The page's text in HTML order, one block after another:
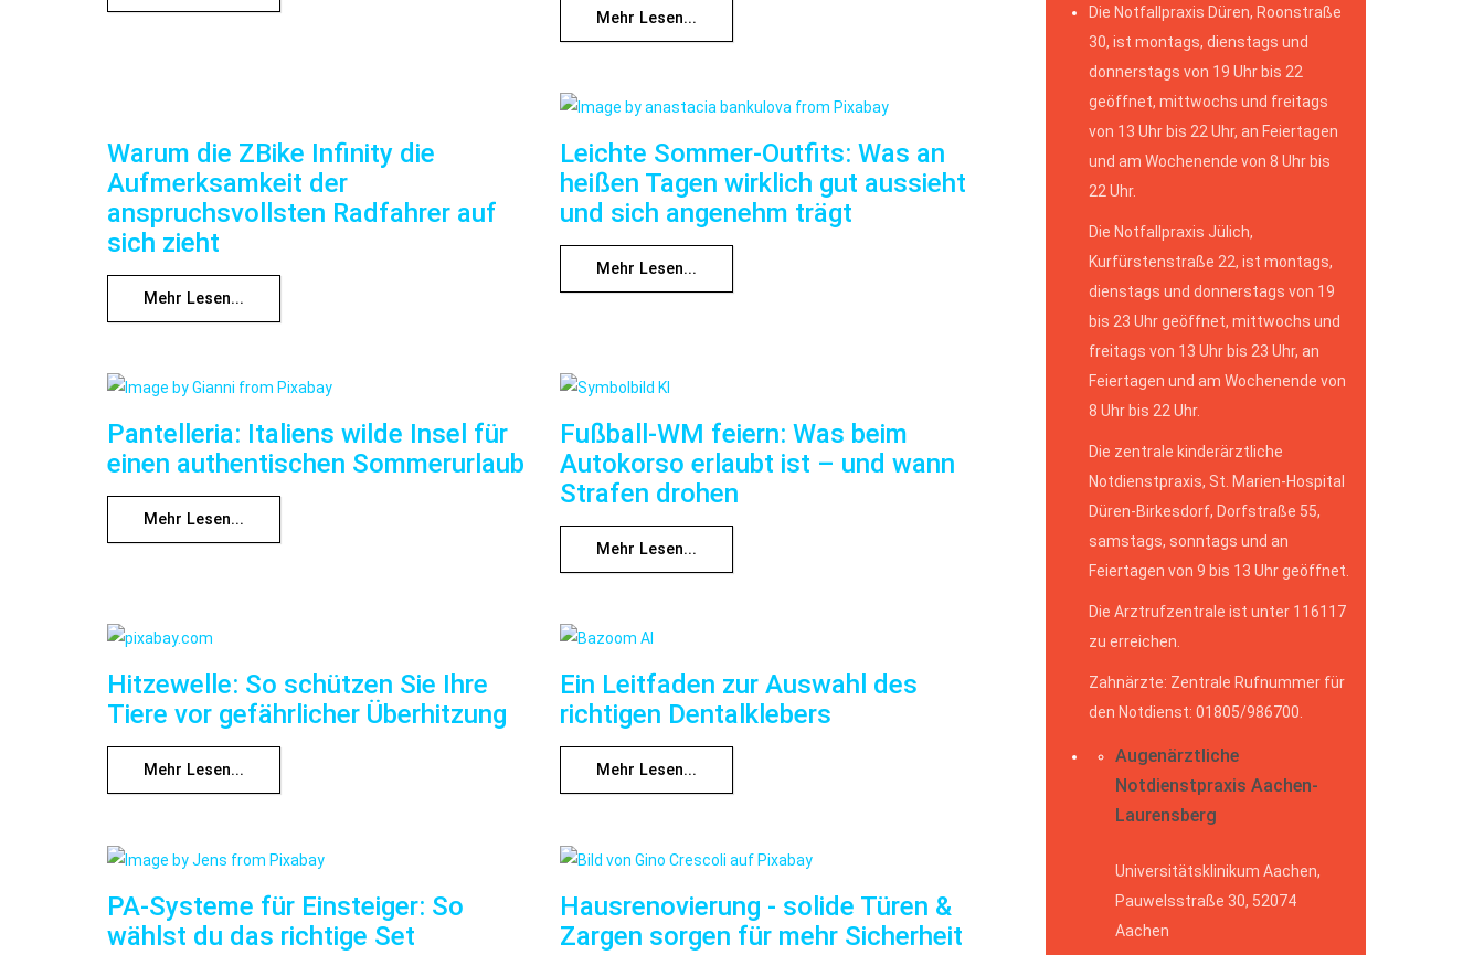
Mehr Lesen...
Warum die ZBike Infinity die
Aufmerksamkeit der
anspruchsvollsten Radfahrer auf
sich zieht
Mehr Lesen...
Leichte Sommer-Outfits: Was an
heißen Tagen wirklich gut aussieht
und sich angenehm trägt
Mehr Lesen...
Pantelleria: Italiens wilde Insel für
einen authentischen Sommerurlaub
Mehr Lesen...
Fußball-WM feiern: Was beim
Autokorso erlaubt ist – und wann
Strafen drohen
Mehr Lesen...
Hitzewelle: So schützen Sie Ihre
Tiere vor gefährlicher Überhitzung
Mehr Lesen...
Ein Leitfaden zur Auswahl des
richtigen Dentalklebers
Mehr Lesen...
PA-Systeme für Einsteiger: So
wählst du das richtige Set
Hausrenovierung - solide Türen &
Zargen sorgen für mehr Sicherheit
Die Notfallpraxis Düren, Roonstraße
30, ist montags, dienstags und
donnerstags von 19 Uhr bis 22
geöffnet, mittwochs und freitags
von 13 Uhr bis 22 Uhr, an Feiertagen
und am Wochenende von 8 Uhr bis
22 Uhr.
Die Notfallpraxis Jülich,
Kurfürstenstraße 22, ist montags,
dienstags und donnerstags von 19
bis 23 Uhr geöffnet, mittwochs und
freitags von 13 Uhr bis 23 Uhr, an
Feiertagen und am Wochenende von
8 Uhr bis 22 Uhr.
Die zentrale kinderärztliche
Notdienstpraxis, St. Marien-Hospital
Düren-Birkesdorf, Dorfstraße 55,
samstags, sonntags und an
Feiertagen von 9 bis 13 Uhr geöffnet.
Die Arztrufzentrale ist unter 116117
zu erreichen.
Zahnärzte: Zentrale Rufnummer für
den Notdienst: 01805/986700.
Augenärztliche
Notdienstpraxis Aachen-
Laurensberg
Universitätsklinikum Aachen,
Pauwelsstraße 30, 52074
Aachen